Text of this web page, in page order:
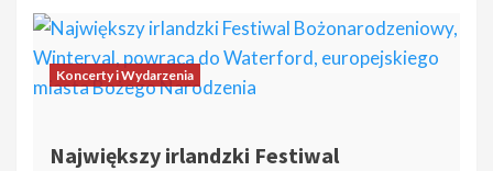
Koncerty i Wydarzenia
Największy irlandzki Festiwal